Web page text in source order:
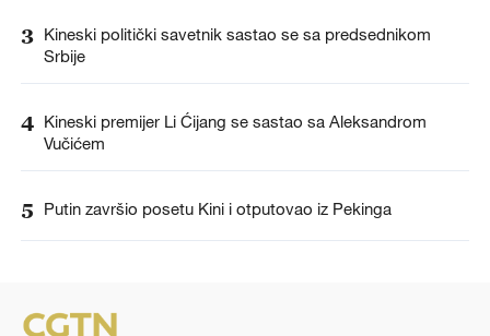
3 Kineski politički savetnik sastao se sa predsednikom
Srbije
4 Kineski premijer Li Ćijang se sastao sa Aleksandrom
Vučićem
5 Putin završio posetu Kini i otputovao iz Pekinga